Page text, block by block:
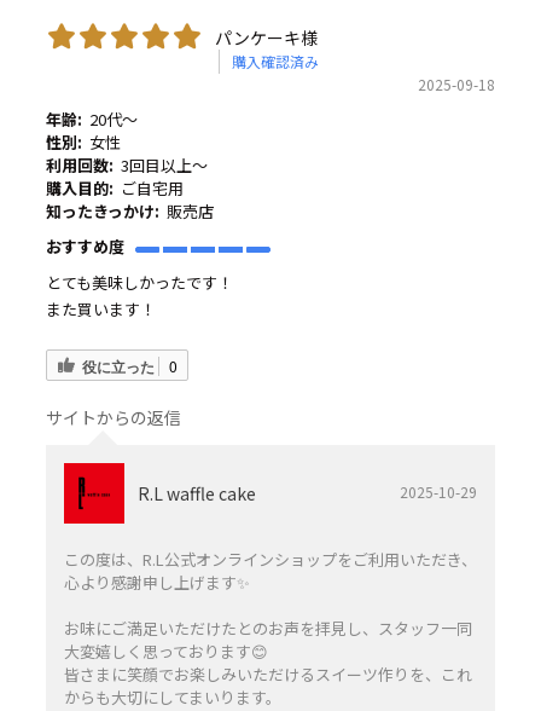
パンケーキ様
購入確認済み
2025-09-18
年齢: 20代～
性別: 女性
利用回数: 3回目以上～
購入目的: ご自宅用
知ったきっかけ: 販売店
おすすめ度
とても美味しかったです！
また買います！
役に立った 0
サイトからの返信
R.L waffle cake 2025-10-29
この度は、R.L公式オンラインショップをご利用いただき、
心より感謝申し上げます✨️
お味にご満足いただけたとのお声を拝見し、スタッフ一同
大変嬉しく思っております😊
皆さまに笑顔でお楽しみいただけるスイーツ作りを、これ
からも大切にしてまいります。